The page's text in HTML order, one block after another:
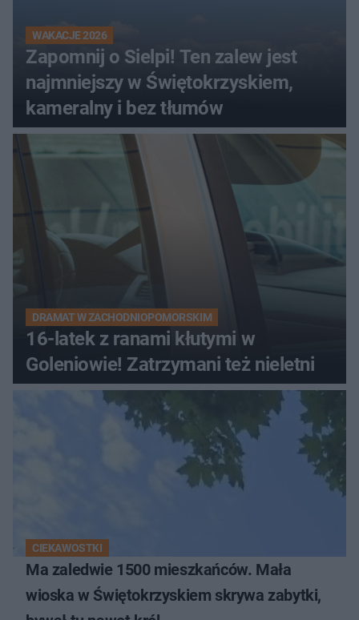
WAKACJE 2026
Zapomnij o Sielpi! Ten zalew jest
najmniejszy w Świętokrzyskiem,
kameralny i bez tłumów
DRAMAT W ZACHODNIOPOMORSKIM
16-latek z ranami kłutymi w
Goleniowie! Zatrzymani też nieletni
CIEKAWOSTKI
Ma zaledwie 1500 mieszkańców. Mała
wioska w Świętokrzyskiem skrywa zabytki,